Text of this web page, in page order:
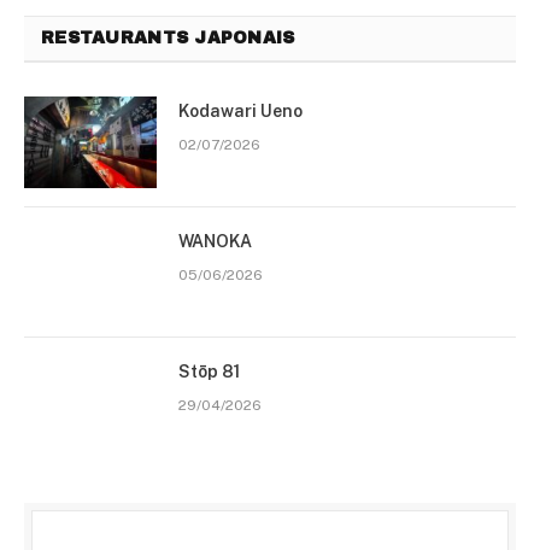
RESTAURANTS JAPONAIS
Kodawari Ueno
02/07/2026
WANOKA
05/06/2026
Stōp 81
29/04/2026